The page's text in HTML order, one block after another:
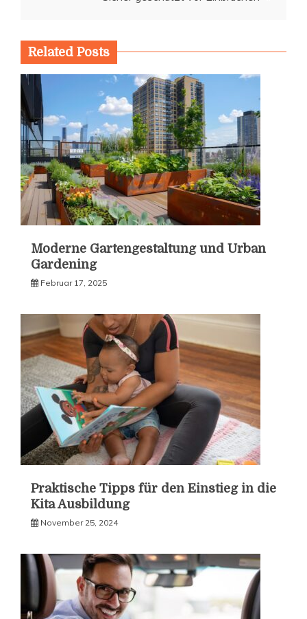
Related Posts
Moderne Gartengestaltung und Urban
Gardening
Februar 17, 2025
Praktische Tipps für den Einstieg in die
Kita Ausbildung
November 25, 2024